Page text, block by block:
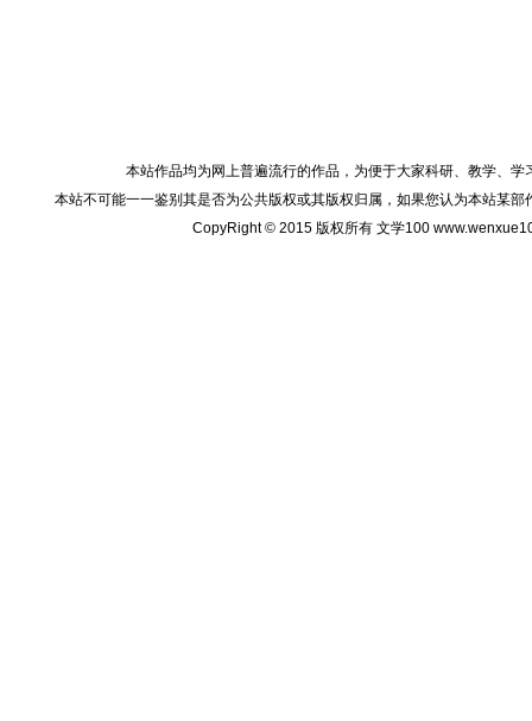
本站作品均为网上普遍流行的作品，为便于大家科研、教学、
本站不可能一一鉴别其是否为公共版权或其版权归属，如果您认为本站某
CopyRight © 2015 版权所有 文学100